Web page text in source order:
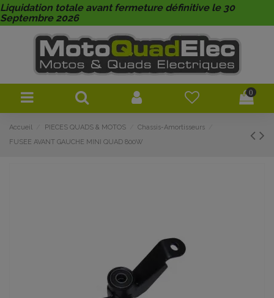
Liquidation totale avant fermeture définitive le 30
Septembre 2026
0
Accueil PIECES QUADS & MOTOS
Chassis-Amortisseurs
FUSEE AVANT GAUCHE MINI QUAD 800W